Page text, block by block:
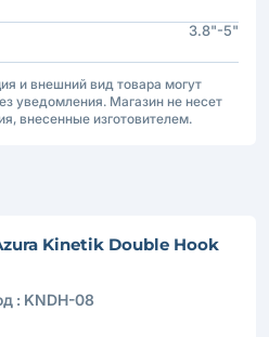
3.8"-5"
и внешний вид товара могут
уведомления. Магазин не несет
внесенные изготовителем.
Kinetik Double Hook
: KNDH-08